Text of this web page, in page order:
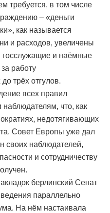
требуется, в том числе
– «деньги
как называется
и расходов, увеличены
госслужащие и наёмные
работу
трёх отгулов.
всех правил
что, как
недотягивающих
Совет Европы уже дал
своих наблюдателей,
и сотрудничеству
берлинский Сенат
параллельно
На нём настаивала